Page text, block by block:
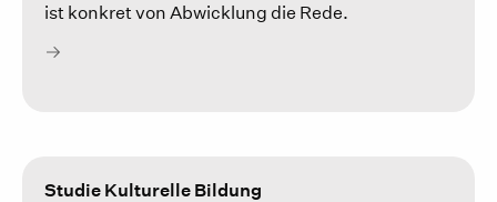
ist konkret von Abwicklung die Rede.
Studie Kulturelle Bildung